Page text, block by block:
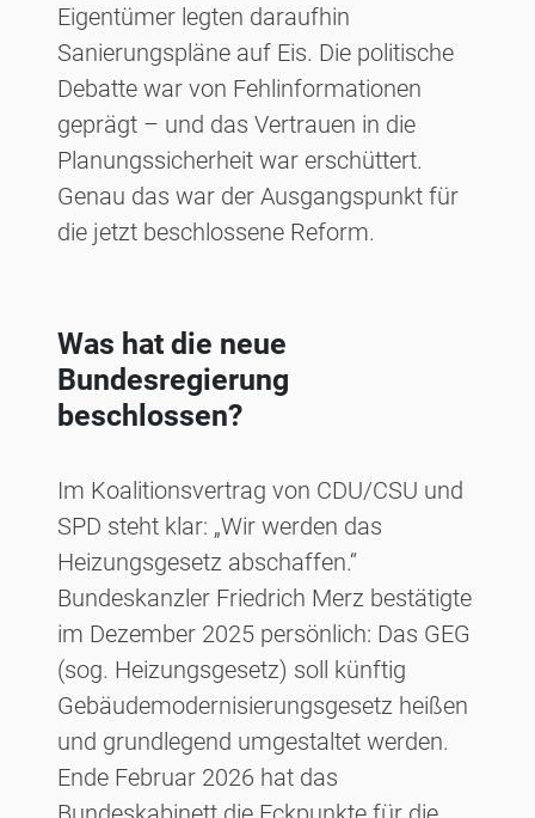
Eigentümer legten daraufhin
Sanierungspläne auf Eis. Die politische
Debatte war von Fehlinformationen
geprägt – und das Vertrauen in die
Planungssicherheit war erschüttert.
Genau das war der Ausgangspunkt für
die jetzt beschlossene Reform.
Was hat die neue
Bundesregierung
beschlossen?
Im Koalitionsvertrag von CDU/CSU und
SPD steht klar: „Wir werden das
Heizungsgesetz abschaffen.“
Bundeskanzler Friedrich Merz bestätigte
im Dezember 2025 persönlich: Das GEG
(sog. Heizungsgesetz) soll künftig
Gebäudemodernisierungsgesetz heißen
und grundlegend umgestaltet werden.
Ende Februar 2026 hat das